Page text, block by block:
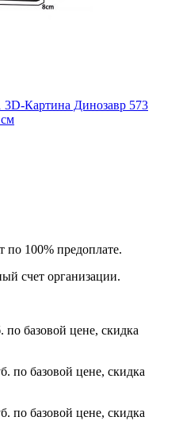
Картина Динозавр 573
по 100% предоплате.
счет организации.
по базовой цене, скидка
по базовой цене, скидка
по базовой цене, скидка